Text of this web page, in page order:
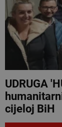
UDRUGA
cijeloj BiH